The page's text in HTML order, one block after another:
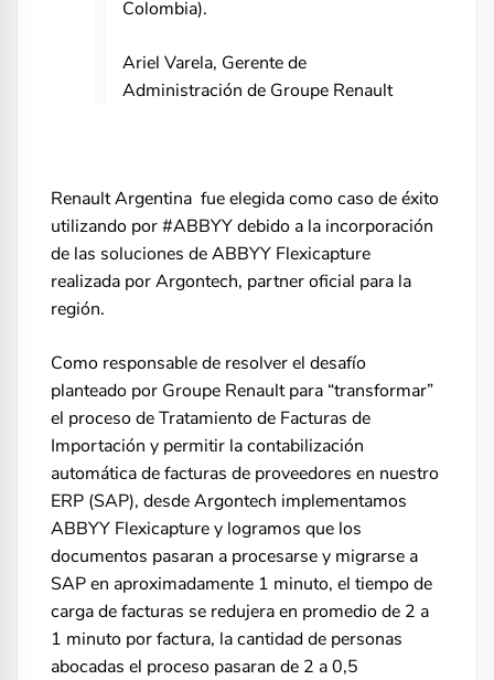
Colombia).
Ariel Varela, Gerente de
Administración de Groupe Renault
Renault Argentina fue elegida como caso de éxito
utilizando por #ABBYY debido a la incorporación
de las soluciones de ABBYY Flexicapture
realizada por Argontech, partner oficial para la
región.
Como responsable de resolver el desafío
planteado por Groupe Renault para “transformar”
el proceso de Tratamiento de Facturas de
Importación y permitir la contabilización
automática de facturas de proveedores en nuestro
ERP (SAP), desde Argontech implementamos
ABBYY Flexicapture y logramos que los
documentos pasaran a procesarse y migrarse a
SAP en aproximadamente 1 minuto, el tiempo de
carga de facturas se redujera en promedio de 2 a
1 minuto por factura, la cantidad de personas
abocadas el proceso pasaran de 2 a 0,5